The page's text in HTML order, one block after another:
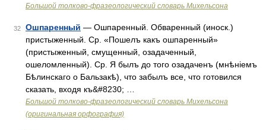
Большой толково-фразеологический словарь Михельсона
32 Ошпаренный — Ошпаренный. Обваренный (иноск.)
пристыженный. Ср. «Пошелъ какъ ошпаренный»
(пристыженный, смущенный, озадаченный,
ошеломленный). Ср. Я былъ до того озадаченъ (мнѣніемъ
Бѣлинскаго о Бальзакѣ), что забылъ все, что готовился
сказать, входя къ&#8230; …
Большой толково-фразеологический словарь Михельсона
(оригинальная орфография)